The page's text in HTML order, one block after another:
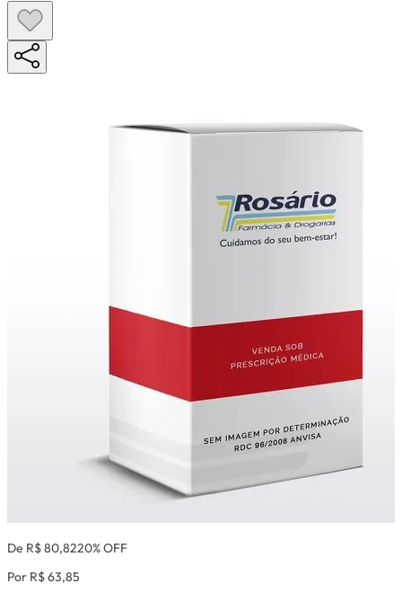
De R$ 80,8220% OFF
Por R$ 63,85